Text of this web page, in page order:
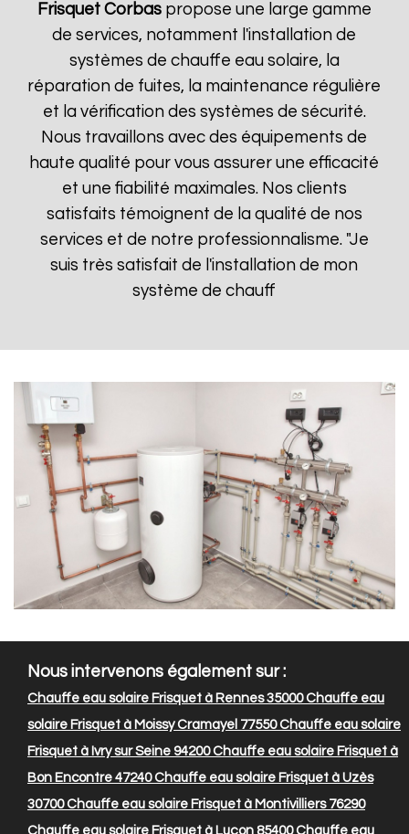
Frisquet Corbaspropose une large gamme
de services, notamment l'installation de
systèmes de chauffe eau solaire, la
réparation de fuites, la maintenance régulière
et la vérification des systèmes de sécurité.
Nous travaillons avec des équipements de
haute qualité pour vous assurer une efficacité
et une fiabilité maximales. Nos clients
satisfaits témoignent de la qualité de nos
services et de notre professionnalisme. "Je
suis très satisfait de l'installation de mon
système de chauff
Nous intervenons également sur :
Chauffe eau solaire Frisquet à Rennes 35000Chauffe eau
solaire Frisquet à Moissy Cramayel 77550Chauffe eau solaire
Frisquet à Ivry sur Seine 94200Chauffe eau solaire Frisquet à
Bon Encontre 47240Chauffe eau solaire Frisquet à Uzès
30700Chauffe eau solaire Frisquet à Montivilliers 76290
Chauffe eau solaire Frisquet à Luçon 85400Chauffe eau